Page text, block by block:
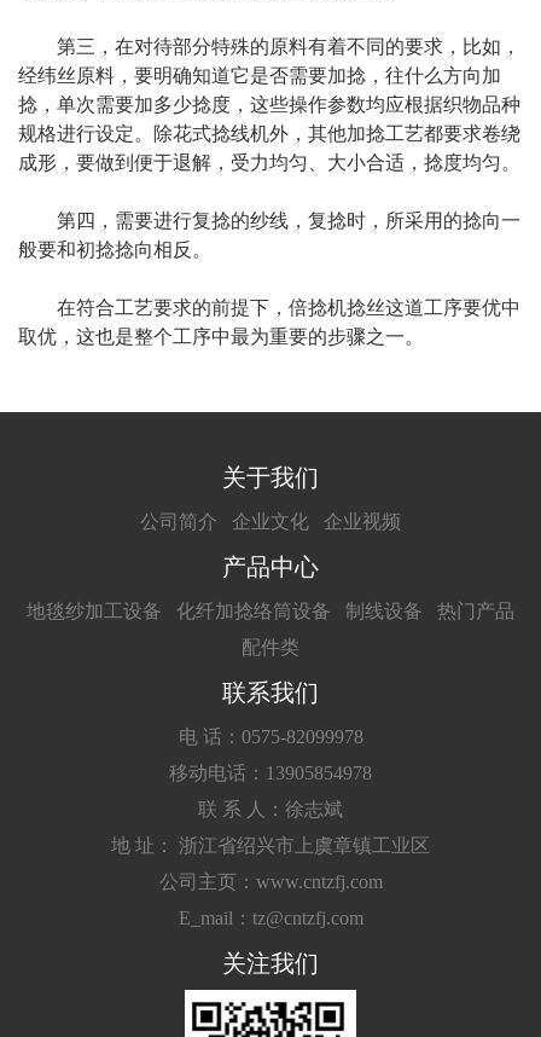
第三，在对待部分特殊的原料有着不同的要求，比如，
经纬丝原料，要明确知道它是否需要加捻，往什么方向加
捻，单次需要加多少捻度，这些操作参数均应根据织物品种
规格进行设定。除花式捻线机外，其他加捻工艺都要求卷绕
成形，要做到便于退解，受力均匀、大小合适，捻度均匀。
第四，需要进行复捻的纱线，复捻时，所采用的捻向一
般要和初捻捻向相反。
在符合工艺要求的前提下，倍捻机捻丝这道工序要优中
取优，这也是整个工序中最为重要的步骤之一。
关于我们
公司简介 企业文化 企业视频
产品中心
地毯纱加工设备 化纤加捻络筒设备 制线设备
热门产品
配件类
联系我们
电 话：0575-82099978
移动电话：13905854978
联 系 人：徐志斌
地 址： 浙江省绍兴市上虞章镇工业区
公司主页：www.cntzfj.com
E_mail：tz@cntzfj.com
关注我们